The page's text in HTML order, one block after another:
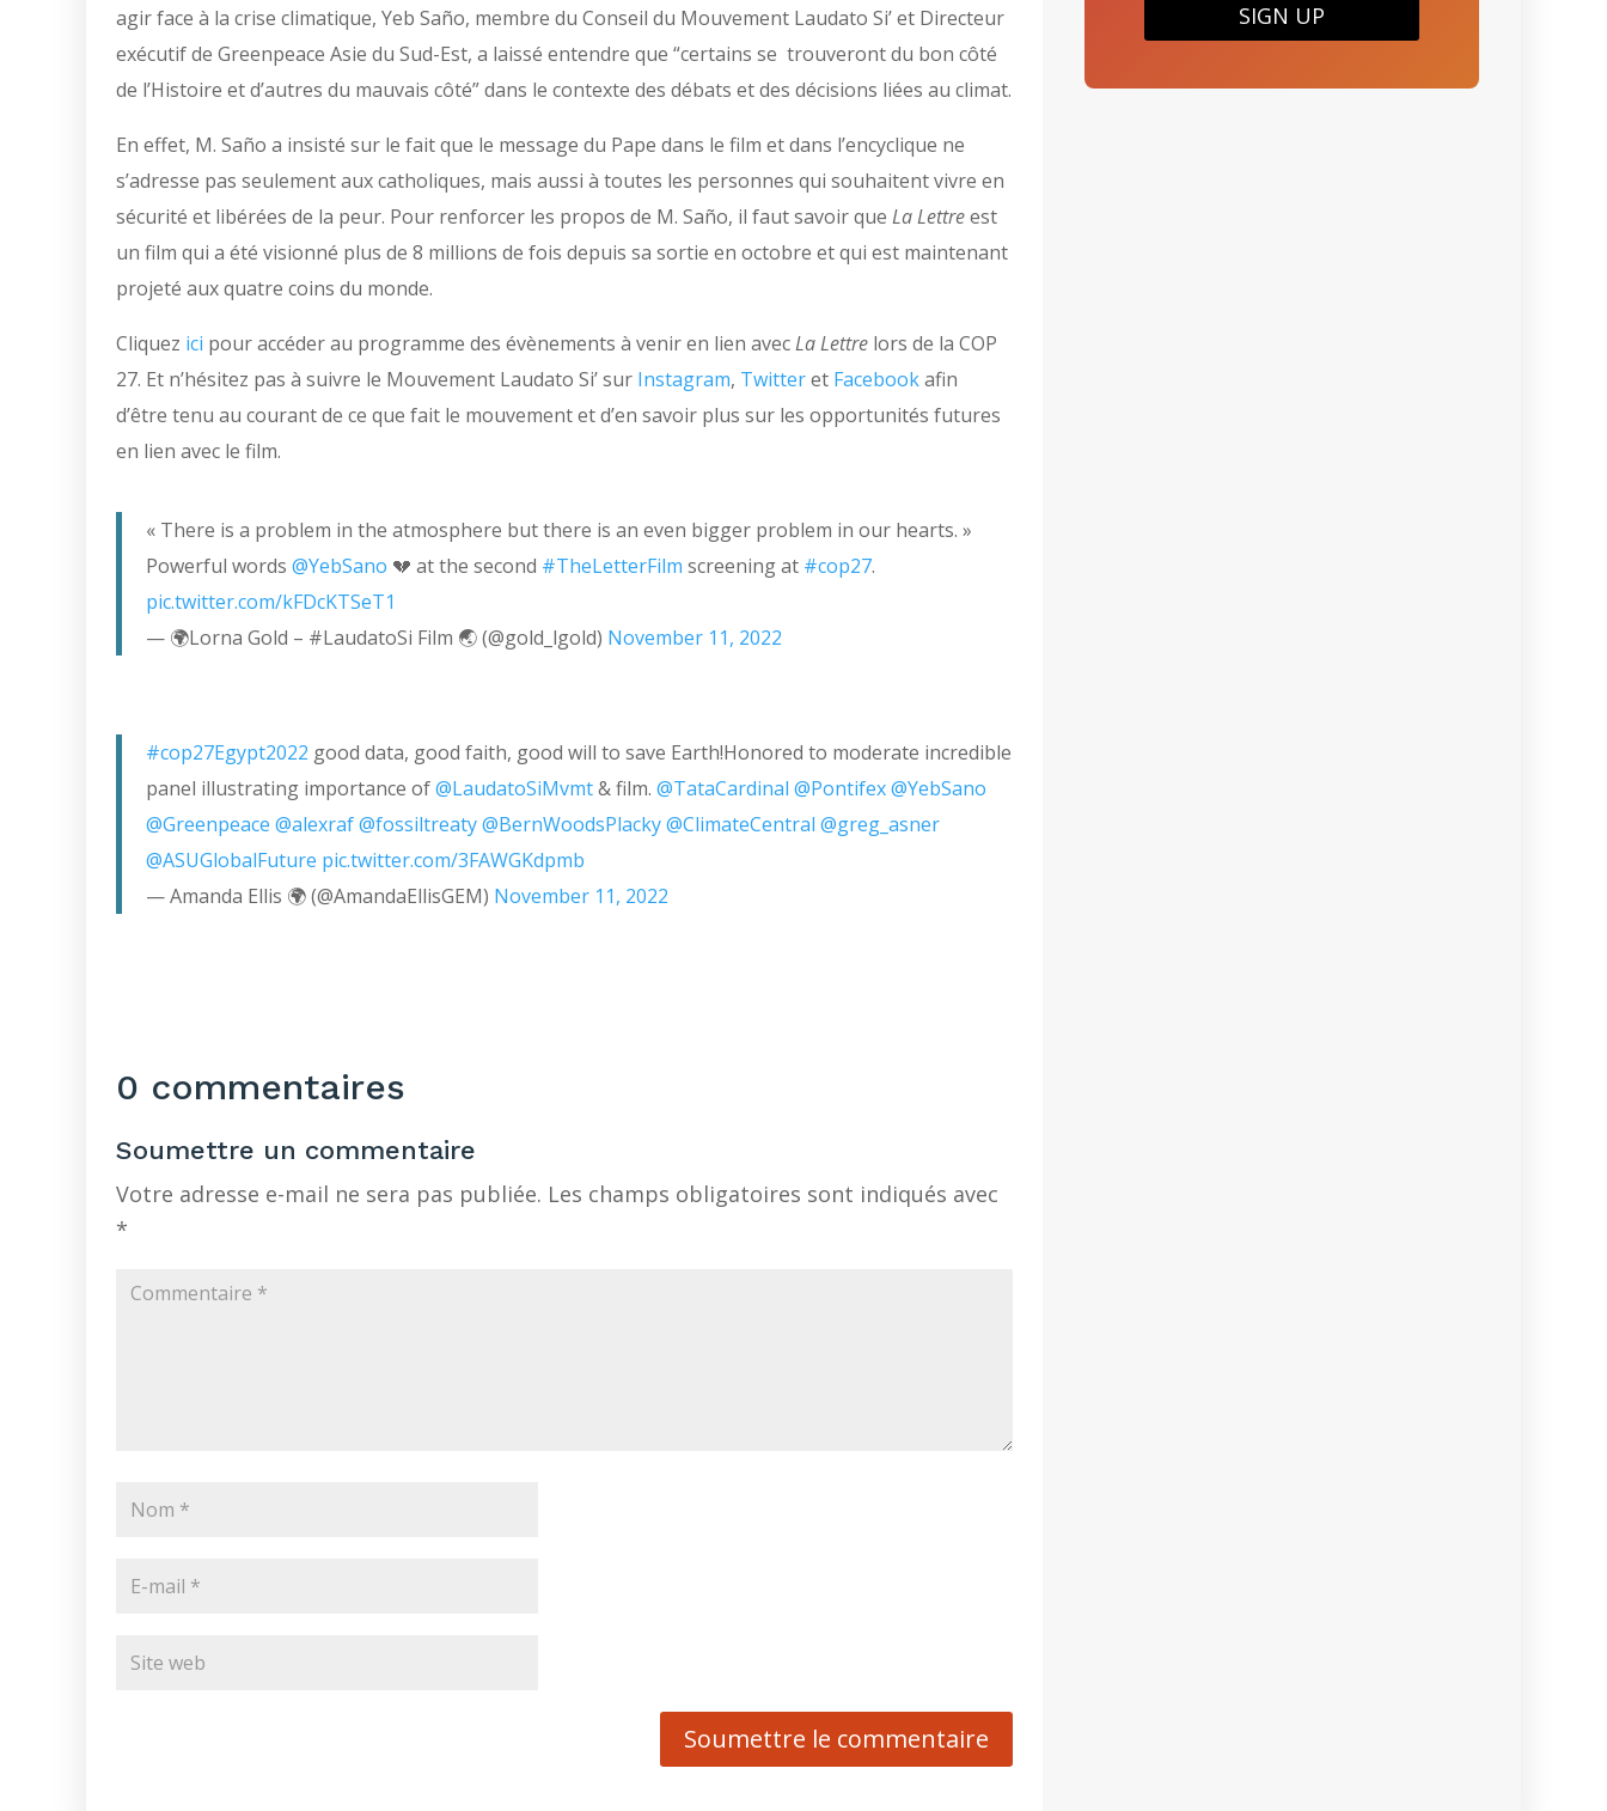
agir face à la crise climatique, Yeb Saño, membre du Conseil du Mouvement Laudato Si’ et Directeur
exécutif de Greenpeace Asie du Sud-Est, a laissé entendre que “certains se trouveront du bon côté
de l’Histoire et d’autres du mauvais côté” dans le contexte des débats et des décisions liées au climat.
En effet, M. Saño a insisté sur le fait que le message du Pape dans le film et dans l’encyclique ne
s’adresse pas seulement aux catholiques, mais aussi à toutes les personnes qui souhaitent vivre en
sécurité et libérées de la peur. Pour renforcer les propos de M. Saño, il faut savoir que La Lettreest
un film qui a été visionné plus de 8 millions de fois depuis sa sortie en octobre et qui est maintenant
projeté aux quatre coins du monde.
Cliquez ici pour accéder au programme des évènements à venir en lien avecLa Lettre lors de la COP
27. Et n’hésitez pas à suivre le Mouvement Laudato Si’ sur Instagram, Twitteret Facebookafin
d’être tenu au courant de ce que fait le mouvement et d’en savoir plus sur les opportunités futures
en lien avec le film.
« There is a problem in the atmosphere but there is an even bigger problem in our hearts. »
Powerful words @YebSano 💔 at the second #TheLetterFilm screening at #cop27.
pic.twitter.com/kFDcKTSeT1
— 🌍Lorna Gold – #LaudatoSi Film 🌏 (@gold_lgold) November 11, 2022
#cop27Egypt2022 good data, good faith, good will to save Earth!Honored to moderate incredible
panel illustrating importance of@LaudatoSiMvmt& film. @TataCardinal @Pontifex@YebSano
@Greenpeace @alexraf@fossiltreaty@BernWoodsPlacky@ClimateCentral @greg_asner
@ASUGlobalFuture pic.twitter.com/3FAWGKdpmb
— Amanda Ellis 🌍 (@AmandaEllisGEM) November 11, 2022
0 commentaires
Soumettre un commentaire
Votre adresse e-mail ne sera pas publiée. Les champs obligatoires sont indiqués avec
*
Soumettre le commentaire
SIGN UP